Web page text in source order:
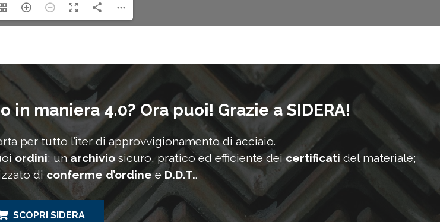
maniera 4.0? Ora puoi! Grazie a SIDERA!
per tutto l’iter di approvvigionamento di acciaio.
ordini; unarchiviosicuro, pratico ed efficiente deicertificati del materiale;
di conferme d’ordineeD.D.T..
SCOPRI SIDERA